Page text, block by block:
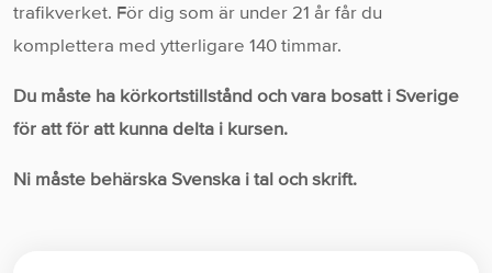
trafikverket. För dig som är under 21 år får du
komplettera med ytterligare 140 timmar.
Du måste ha körkortstillstånd och vara bosatt i Sverige
för att för att kunna delta i kursen.
Ni måste behärska Svenska i tal och skrift.